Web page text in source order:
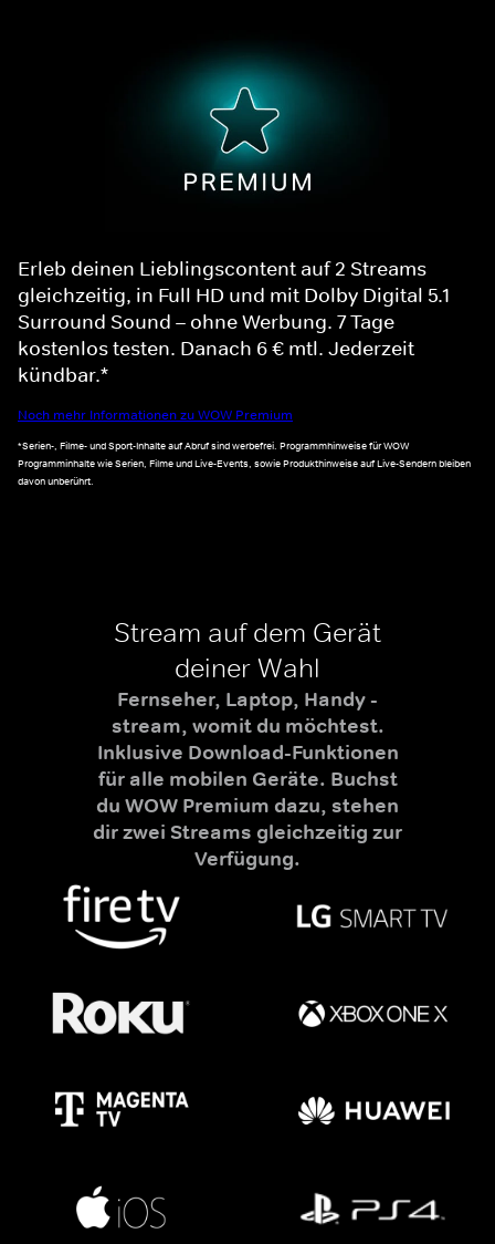
Erleb deinen Lieblingscontent auf 2 Streams
gleichzeitig, in Full HD und mit Dolby Digital 5.1
Surround Sound – ohne Werbung. 7 Tage
kostenlos testen. Danach 6 € mtl. Jederzeit
kündbar.*
Noch mehr Informationen zu WOW Premium
*Serien-, Filme- und Sport-Inhalte auf Abruf sind werbefrei. Programmhinweise für WOW
Programminhalte wie Serien, Filme und Live-Events, sowie Produkthinweise auf Live-Sendern bleiben
davon unberührt.
Stream auf dem Gerät
deiner Wahl
Fernseher, Laptop, Handy -
stream, womit du möchtest.
Inklusive Download-Funktionen
für alle mobilen Geräte. Buchst
du WOW Premium dazu, stehen
dir zwei Streams gleichzeitig zur
Verfügung.